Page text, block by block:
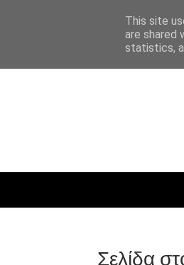
Σελίδα
This site
are shared
statistics,